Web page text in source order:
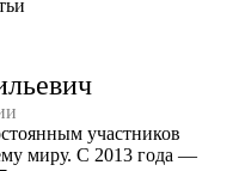
участников
миру. С 2013 года —